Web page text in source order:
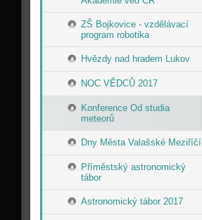
ZŠ Bojkovice - vzdělávací
program robotika
Hvězdy nad hradem Lukov
NOC VĚDCŮ 2017
Konference Od studia
meteorů
Dny Města Valašské Meziříčí
Příměstský astronomický
tábor
Astronomický tábor 2017